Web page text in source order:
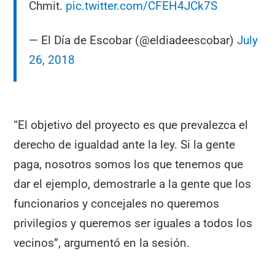
Chmit. pic.twitter.com/CFEH4JCk7S
— El Día de Escobar (@eldiadeescobar)July
26, 2018
“El objetivo del proyecto es que prevalezca el
derecho de igualdad ante la ley. Si la gente
paga, nosotros somos los que tenemos que
dar el ejemplo, demostrarle a la gente que los
funcionarios y concejales no queremos
privilegios y queremos ser iguales a todos los
vecinos”, argumentó en la sesión.